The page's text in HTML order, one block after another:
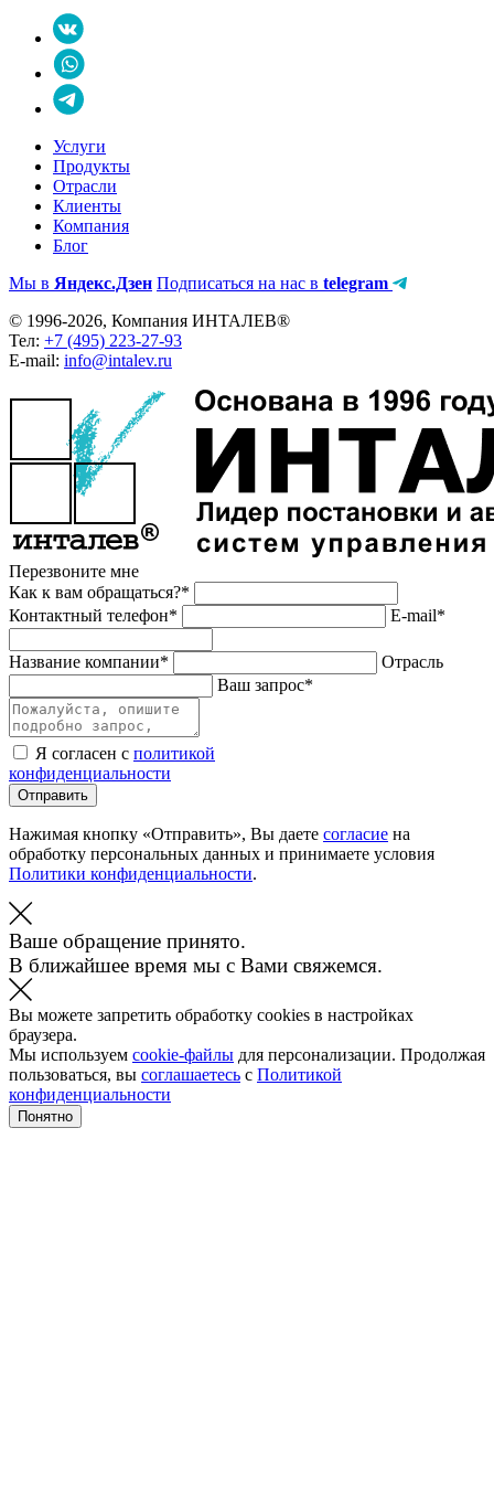
Услуги
Продукты
Отрасли
Клиенты
Компания
Блог
Мы в Яндекс.Дзен Подписаться на нас в telegram
© 1996-2026, Компания ИНТАЛЕВ®
Тел: +7 (495) 223-27-93
E-mail: info@intalev.ru
Перезвоните мне
Как к вам обращаться?*
Контактный телефон*
E-mail*
Название компании*
Отрасль
Ваш запрос*
Я согласен с политикой
конфиденциальности
Отправить
Нажимая кнопку «Отправить», Вы даете согласие на
обработку персональных данных и принимаете условия
Политики конфиденциальности.
Ваше обращение принято.
В ближайшее время мы с Вами свяжемся.
Вы можете запретить обработку cookies в настройках
браузера.
Мы используем cookie-файлы для персонализации. Продолжая
пользоваться, вы соглашаетесь с Политикой
конфиденциальности
Понятно